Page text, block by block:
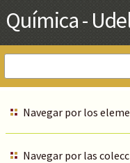
Navegar por los
Navegar por las